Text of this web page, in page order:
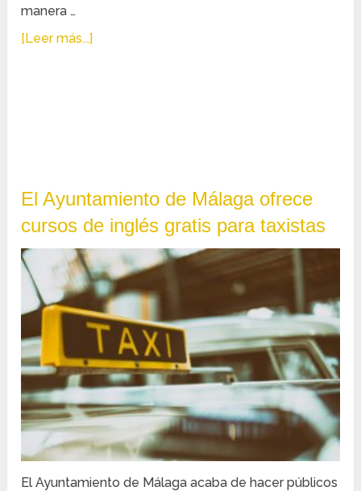
manera …
[Leer más...]
El Ayuntamiento de Málaga ofrece
cursos de inglés gratis para taxistas
El Ayuntamiento de Málaga acaba de hacer públicos